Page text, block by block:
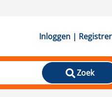
Inloggen |
Zoek